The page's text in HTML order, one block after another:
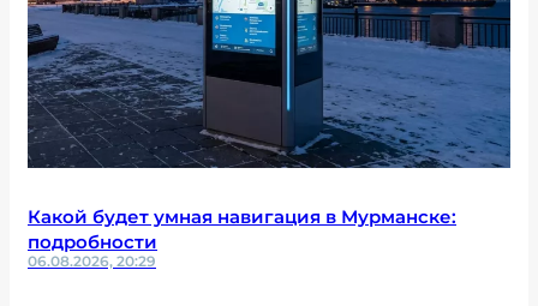
Какой будет умная навигация в Мурманске:
подробности
06.08.2026, 20:29